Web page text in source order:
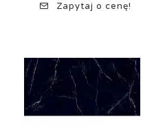
Zapytaj o cenę!